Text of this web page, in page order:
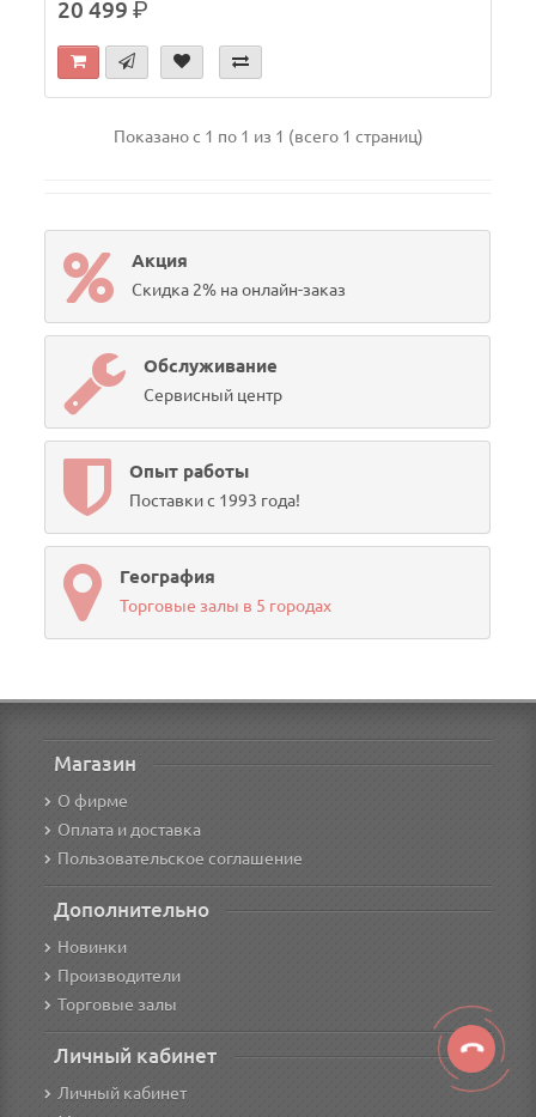
20 499р.
Показано с 1 по 1 из 1 (всего 1 страниц)
Акция
Скидка 2% на онлайн-заказ
Обслуживание
Сервисный центр
Опыт работы
Поставки с 1993 года!
География
Торговые залы в 5 городах
Магазин
О фирме
Оплата и доставка
Пользовательское соглашение
Дополнительно
Новинки
Производители
Торговые залы
Личный кабинет
Личный кабинет